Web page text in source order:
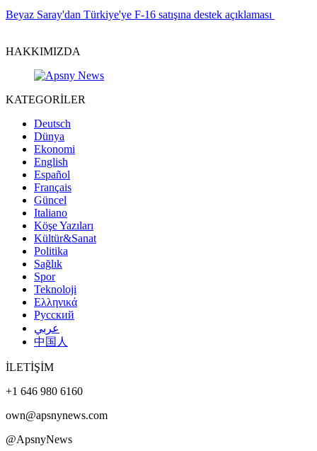
Beyaz Saray'dan Türkiye'ye F-16 satışına destek açıklaması
HAKKIMIZDA
KATEGORİLER
Deutsch
Dünya
Ekonomi
English
Español
Français
Güncel
Italiano
Köşe Yazıları
Kültür&Sanat
Politika
Sağlık
Spor
Teknoloji
Ελληνικά
Русский
عربي
中国人
İLETİŞİM
+1 646 980 6160
own@apsnynews.com
@ApsnyNews